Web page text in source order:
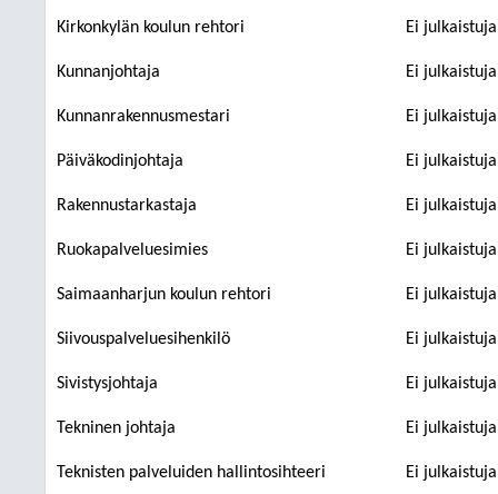
Kirkonkylän koulun rehtori Ei
Kunnanjohtaja Ei
Kunnanrakennusmestari Ei
Päiväkodinjohtaja Ei
Rakennustarkastaja Ei
Ruokapalveluesimies Ei
Saimaanharjun koulun rehtori Ei
Siivouspalveluesihenkilö Ei
Sivistysjohtaja Ei
Tekninen johtaja Ei
Teknisten palveluiden hallintosihteeri Ei